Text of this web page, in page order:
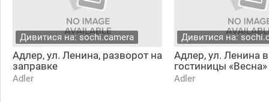
Дивитися на: sochi.camera
Адлер, ул. Ленина, разворот на
заправке
Adler
Дивитися на:
Адлер, ул. Ленина
гостиницы «Весна»
Adler